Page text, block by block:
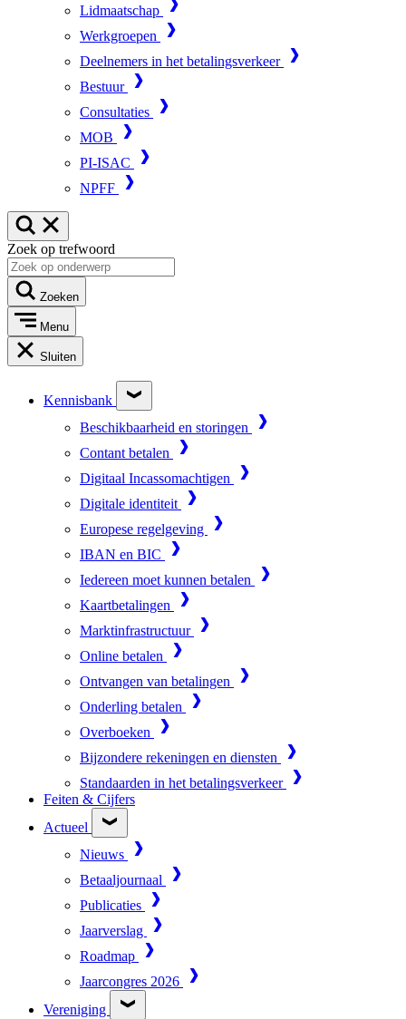
Lidmaatschap
Werkgroepen
Deelnemers in het betalingsverkeer
Bestuur
Consultaties
MOB
PI-ISAC
NPFF
Zoek op trefwoord
Zoeken
Menu
Sluiten
Kennisbank
Beschikbaarheid en storingen
Contant betalen
Digitaal Incassomachtigen
Digitale identiteit
Europese regelgeving
IBAN en BIC
Iedereen moet kunnen betalen
Kaartbetalingen
Marktinfrastructuur
Online betalen
Ontvangen van betalingen
Onderling betalen
Overboeken
Bijzondere rekeningen en diensten
Standaarden in het betalingsverkeer
Feiten & Cijfers
Actueel
Nieuws
Betaaljournaal
Publicaties
Jaarverslag
Roadmap
Jaarcongres 2026
Vereniging